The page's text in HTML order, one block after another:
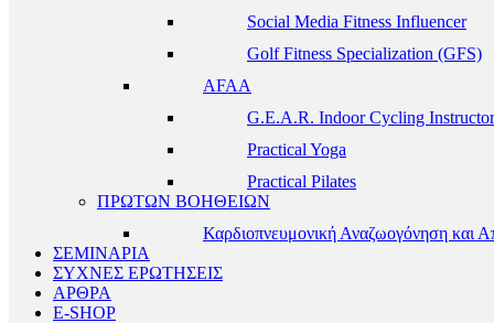
Social Media Fitness Influencer
Golf Fitness Specialization (GFS)
AFAA
G.E.A.R. Indoor Cycling Instructor
Practical Yoga
Practical Pilates
ΠΡΩΤΩΝ ΒΟΗΘΕΙΩΝ
Καρδιοπνευμονική Αναζωογόνηση και
ΣΕΜΙΝΑΡΙΑ
ΣΥΧΝΕΣ ΕΡΩΤΗΣΕΙΣ
ΑΡΘΡΑ
E-SHOP